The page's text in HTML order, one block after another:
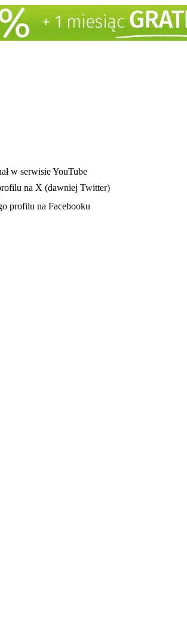
karcie
w serwisie YouTube
na X (dawniej Twitter)
karcie
profilu na Facebooku